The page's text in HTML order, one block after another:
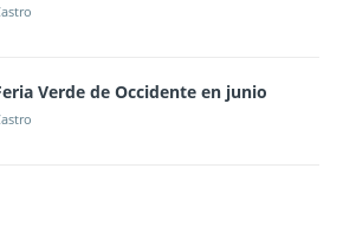
Verde de Occidente en junio